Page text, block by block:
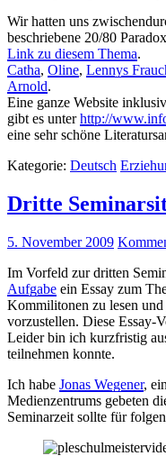
Wir hatten uns
beschriebene 20/80
Link zu diesem Thema.
Catha, Oline, Lennys
Arnold.
Eine ganze Website
gibt es unterhttp://
eine sehr schöne
Kategorie: Deutsch
Dritte
5. November 2009
Im Vorfeld zur dritten
Aufgabe ein Essay zum
Kommilitonen zu lesen
vorzustellen. Diese Essay-
Leider bin ich kurzfristig
teilnehmen konnte.
Ich habe Jonas Wegener,
Medienzentrums gebeten
Seminarzeit sollte für